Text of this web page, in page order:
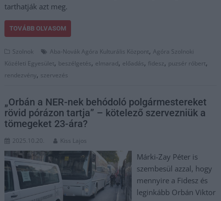
tarthatják azt meg.
TOVÁBB OLVASOM
Szolnok Aba-Novák Agóra Kulturális Központ, Agóra Szolnoki
Közéleti Egyesület, beszélgetés, elmarad, előadás, fidesz, puzsér róbert,
rendezvény, szervezés
„Orbán a NER-nek behódoló polgármestereket
rövid pórázon tartja” – kötelező szervezniük a
tömegeket 23-ára?
2025.10.20. Kiss Lajos
Márki-Zay Péter is
szembesül azzal, hogy
mennyire a Fidesz és
leginkább Orbán Viktor